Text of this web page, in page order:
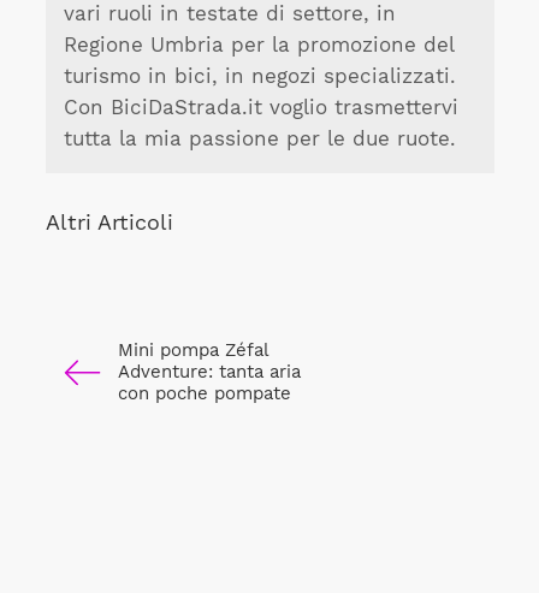
vari ruoli in testate di settore, in
Regione Umbria per la promozione del
turismo in bici, in negozi specializzati.
Con BiciDaStrada.it voglio trasmettervi
tutta la mia passione per le due ruote.
Altri Articoli
Mini pompa Zéfal
Adventure: tanta aria
con poche pompate